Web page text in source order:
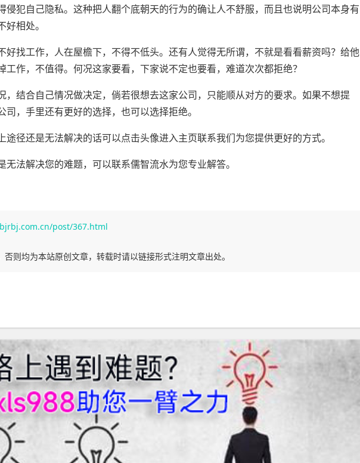
犯自己隐私。这种把人翻个底朝天的行为的确让人不舒服，而且也说明公司本身有
相处。
找工作，人在屋檐下，不得不低头。还有人觉得无所谓，不就是看看薪资吗？给他
工作，不值得。何况这家要看，下家说不定也要看，难道次次都拒绝？
结合自己情况做决定，倘若很想去这家公司，只能顺从对方的要求。如果不想提
，手里还有更好的选择，也可以选择拒绝。
径还是无法解决的话可以点击头像进入主页联系我们为您提供更好的方式。
法解决您的难题，可以联系儒智流水为您专业解答。
post/367.html
否则均为本站原创文章，转载时请以链接形式注明文章出处。